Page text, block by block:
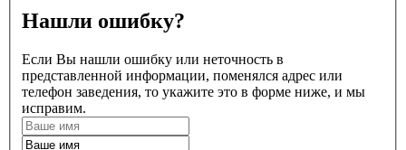
Нашли ошибку?
Если Вы нашли ошибку или неточность в
представленной информации, поменялся адрес или
телефон заведения, то укажите это в форме ниже, и мы
исправим.